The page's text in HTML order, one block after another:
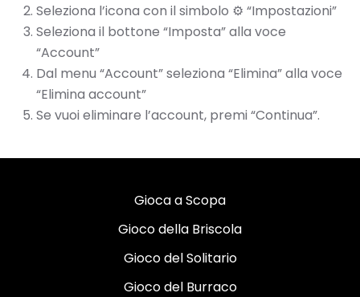
Seleziona l’icona con il simbolo ⚙️ “Impostazioni”
Seleziona il bottone “Imposta” alla voce
“Account”
Dal menu “Account” seleziona “Elimina” alla voce
“Elimina account”
Se vuoi eliminare l’account, premi “Continua”.
Gioca a Scopa
Gioco della Briscola
Gioco del Solitario
Gioco del Burraco